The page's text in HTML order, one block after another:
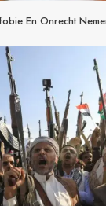
En Onrecht